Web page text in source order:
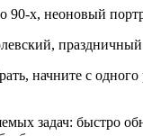
90-х, неоновый
начните с
задач: быстро